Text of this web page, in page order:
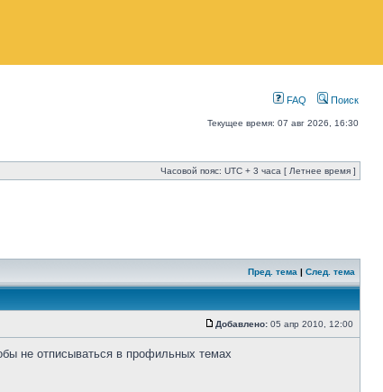
FAQ Поиск
Текущее время: 07 авг 2026, 16:30
Часовой пояс: UTC + 3 часа [ Летнее время ]
Пред. тема | След. тема
Добавлено: 05 апр 2010, 12:00
не отписываться в профильных темах